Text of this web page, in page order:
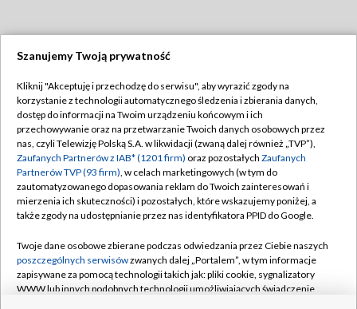
TVP
Abonament TVP
Emisja w TVP
Centrum informacji TVP
Naziemna Telewizja Cyfrowa
Rada Programowa
System NOS
Regulamin TVP
Polityka prywatności
Moje zgody
Pomoc
Kontakt
Szanujemy Twoją prywatność
Kliknij "Akceptuję i przechodzę do serwisu", aby wyrazić zgody na
korzystanie z technologii automatycznego śledzenia i zbierania danych,
dostęp do informacji na Twoim urządzeniu końcowym i ich
przechowywanie oraz na przetwarzanie Twoich danych osobowych przez
nas, czyli Telewizję Polską S.A. w likwidacji (zwaną dalej również „TVP”),
Zaufanych Partnerów z IAB* (1201 firm) oraz pozostałych Zaufanych
Partnerów TVP (93 firm), w celach marketingowych (w tym do
zautomatyzowanego dopasowania reklam do Twoich zainteresowań i
mierzenia ich skuteczności) i pozostałych, które wskazujemy poniżej, a
także zgody na udostępnianie przez nas identyfikatora PPID do Google.
Twoje dane osobowe zbierane podczas odwiedzania przez Ciebie naszych
poszczególnych serwisówzwanych dalej „Portalem”, w tym informacje
zapisywane za pomocą technologii takich jak: pliki cookie, sygnalizatory
WWW lub innych podobnych technologii umożliwiających świadczenie